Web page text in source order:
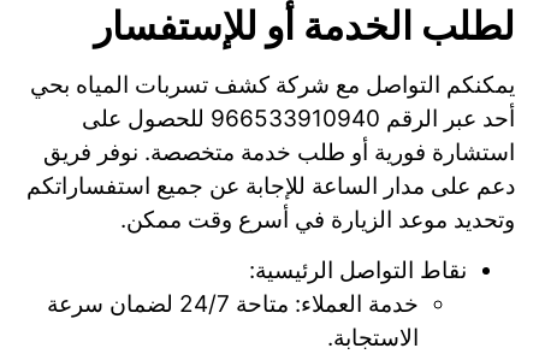
لطلب الخدمة أو للإستفسار
يمكنكم التواصل مع شركة كشف تسربات المياه بحي
أحد عبر الرقم 966533910940 للحصول على
استشارة فورية أو طلب خدمة متخصصة. نوفر فريق
دعم على مدار الساعة للإجابة عن جميع استفساراتكم
وتحديد موعد الزيارة في أسرع وقت ممكن.
نقاط التواصل الرئيسية:
خدمة العملاء: متاحة 24/7 لضمان سرعة
الاستجابة.